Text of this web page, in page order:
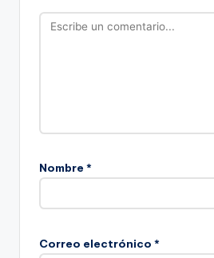
Nombre *
Correo electrónico *